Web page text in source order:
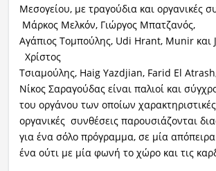
Μεσογείου, με τραγούδια και οργανικές
Μάρκος Μελκόν, Γιώργος Μπατζανός,
Αγάπιος Τομπούλης, Udi Hrant, Munir
Χρίστος
Τσιαμούλης, Haig Yazdjian, Farid El
Νίκος Σαραγούδας είναι παλιοί και
του οργάνου των οποίων
οργανικές συνθέσεις παρουσιάζονται
για ένα σόλο πρόγραμμα, σε μία απόπειρα
ένα ούτι με μία φωνή το χώρο και τις